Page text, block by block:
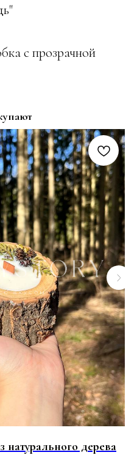
с прозрачной
натурального дерева